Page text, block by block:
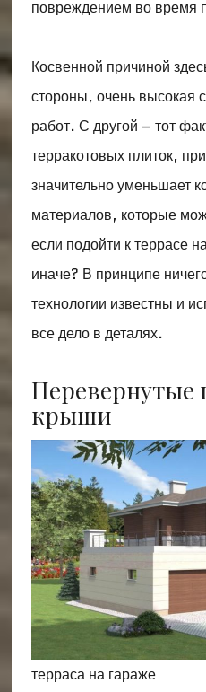
повреждением во время
Косвенной причиной
стороны, очень высокая
работ. С другой – тот
терракотовых плиток,
значительно уменьшает
материалов, которые
если подойти к террасе
иначе? В принципе
технологии известны и
все дело в деталях.
Перевернутые
крыши
терраса на гараже